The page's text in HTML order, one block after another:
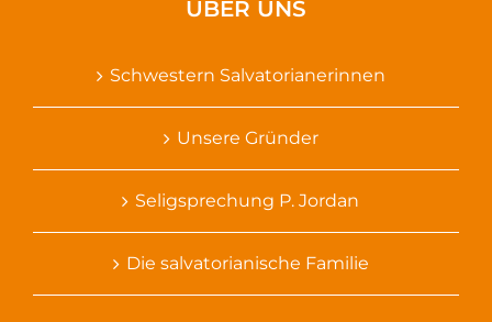
ÜBER UNS
Schwestern Salvatorianerinnen
Unsere Gründer
Seligsprechung P. Jordan
Die salvatorianische Familie